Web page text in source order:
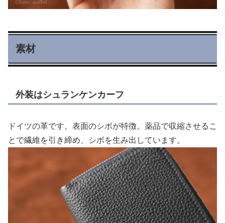
素材
外装はシュランケンカーフ
ドイツの革です。表面のシボが特徴。薬品で収縮させるこ
とで繊維を引き締め、シボを生み出しています。